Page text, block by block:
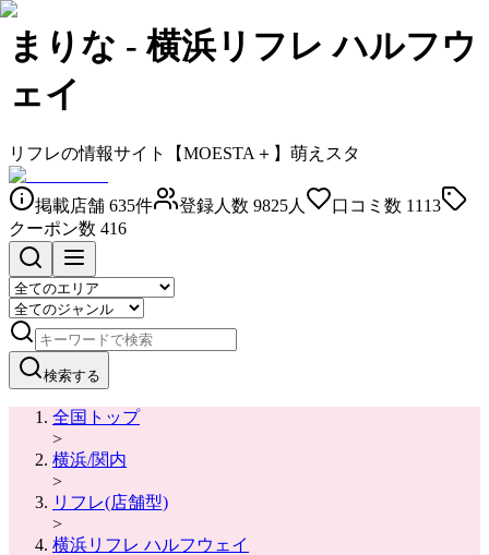
まりな -横浜リフレ ハルフウ
ェイ
リフレの情報サイト【MOESTA＋】萌えスタ
掲載店舗 635件 登録人数 9825人 口コミ数 1113
クーポン数 416
検索する
全国トップ
>
横浜/関内
>
リフレ(店舗型)
>
横浜リフレ ハルフウェイ